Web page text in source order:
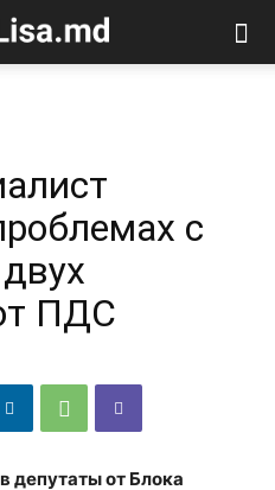
с
ПДС
депутаты от Блока